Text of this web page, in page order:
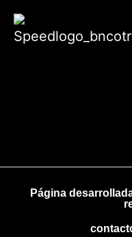
Página